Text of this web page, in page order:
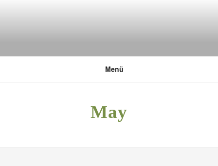
DEUTSCHE UMWELTSTIFTUNG
Menü
May